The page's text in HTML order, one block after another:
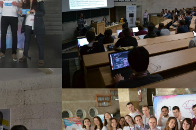
ML+AI HACKATHON
13 червня 2017 р.